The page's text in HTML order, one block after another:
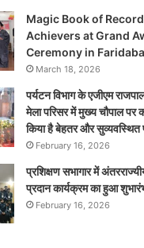
Magic Book of
Achievers at Grand
Ceremony in
March 18, 2026
पर्यटन विभाग के एजीएम
मेला परिसर में मुख्य चौपाल पर
किया है बेहतर और सुव्यवस्थित
February 16, 2026
प्रशिक्षण सभागार में
प्रदान कार्यक्रम का हुआ
February 16, 2026